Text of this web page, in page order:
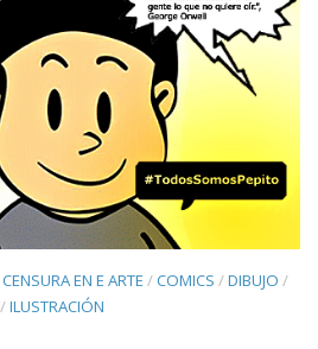
CENSURA EN E ARTE /COMICS /DIBUJO /
/ILUSTRACIÓN